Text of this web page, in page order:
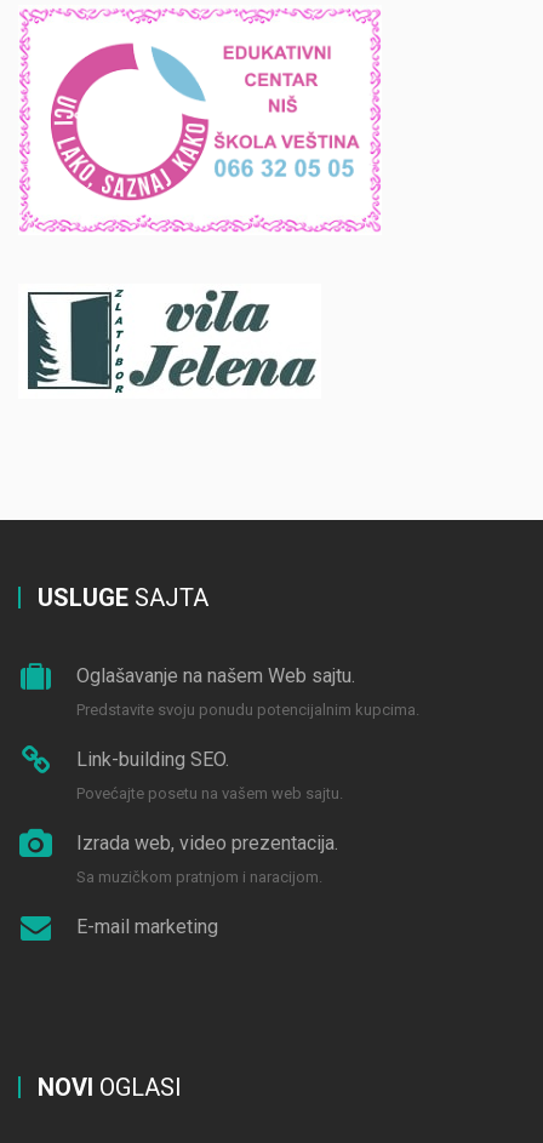
USLUGE SAJTA
Oglašavanje na našem Web sajtu.
Predstavite svoju ponudu potencijalnim kupcima.
Link-building SEO.
Povećajte posetu na vašem web sajtu.
Izrada web, video prezentacija.
Sa muzičkom pratnjom i naracijom.
E-mail marketing
NOVI OGLASI